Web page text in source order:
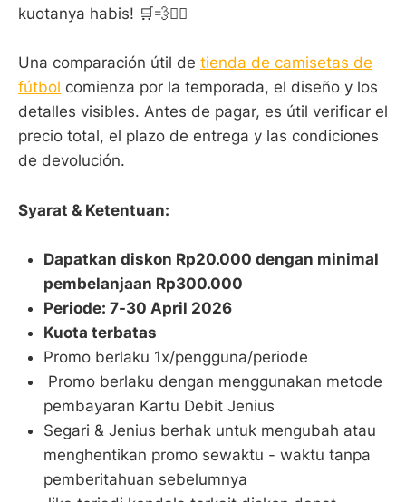
kuotanya habis! 🛒💨🏃‍♂️
Una comparación útil de tienda de camisetas de
fútbol comienza por la temporada, el diseño y los
detalles visibles. Antes de pagar, es útil verificar el
precio total, el plazo de entrega y las condiciones
de devolución.
Syarat & Ketentuan:
Dapatkan diskon Rp20.000 dengan minimal
pembelanjaan Rp300.000
Periode: 7-30 April 2026
Kuota terbatas
Promo berlaku 1x/pengguna/periode
Promo berlaku dengan menggunakan metode
pembayaran Kartu Debit Jenius
Segari & Jenius berhak untuk mengubah atau
menghentikan promo sewaktu - waktu tanpa
pemberitahuan sebelumnya